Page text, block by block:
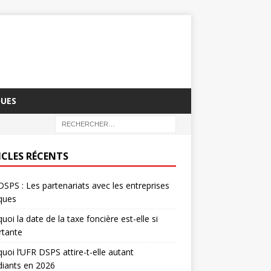
RÉCENTS
: Les partenariats avec les entreprises
la date de la taxe foncière est-elle si
l’UFR DSPS attire-t-elle autant
en 2026